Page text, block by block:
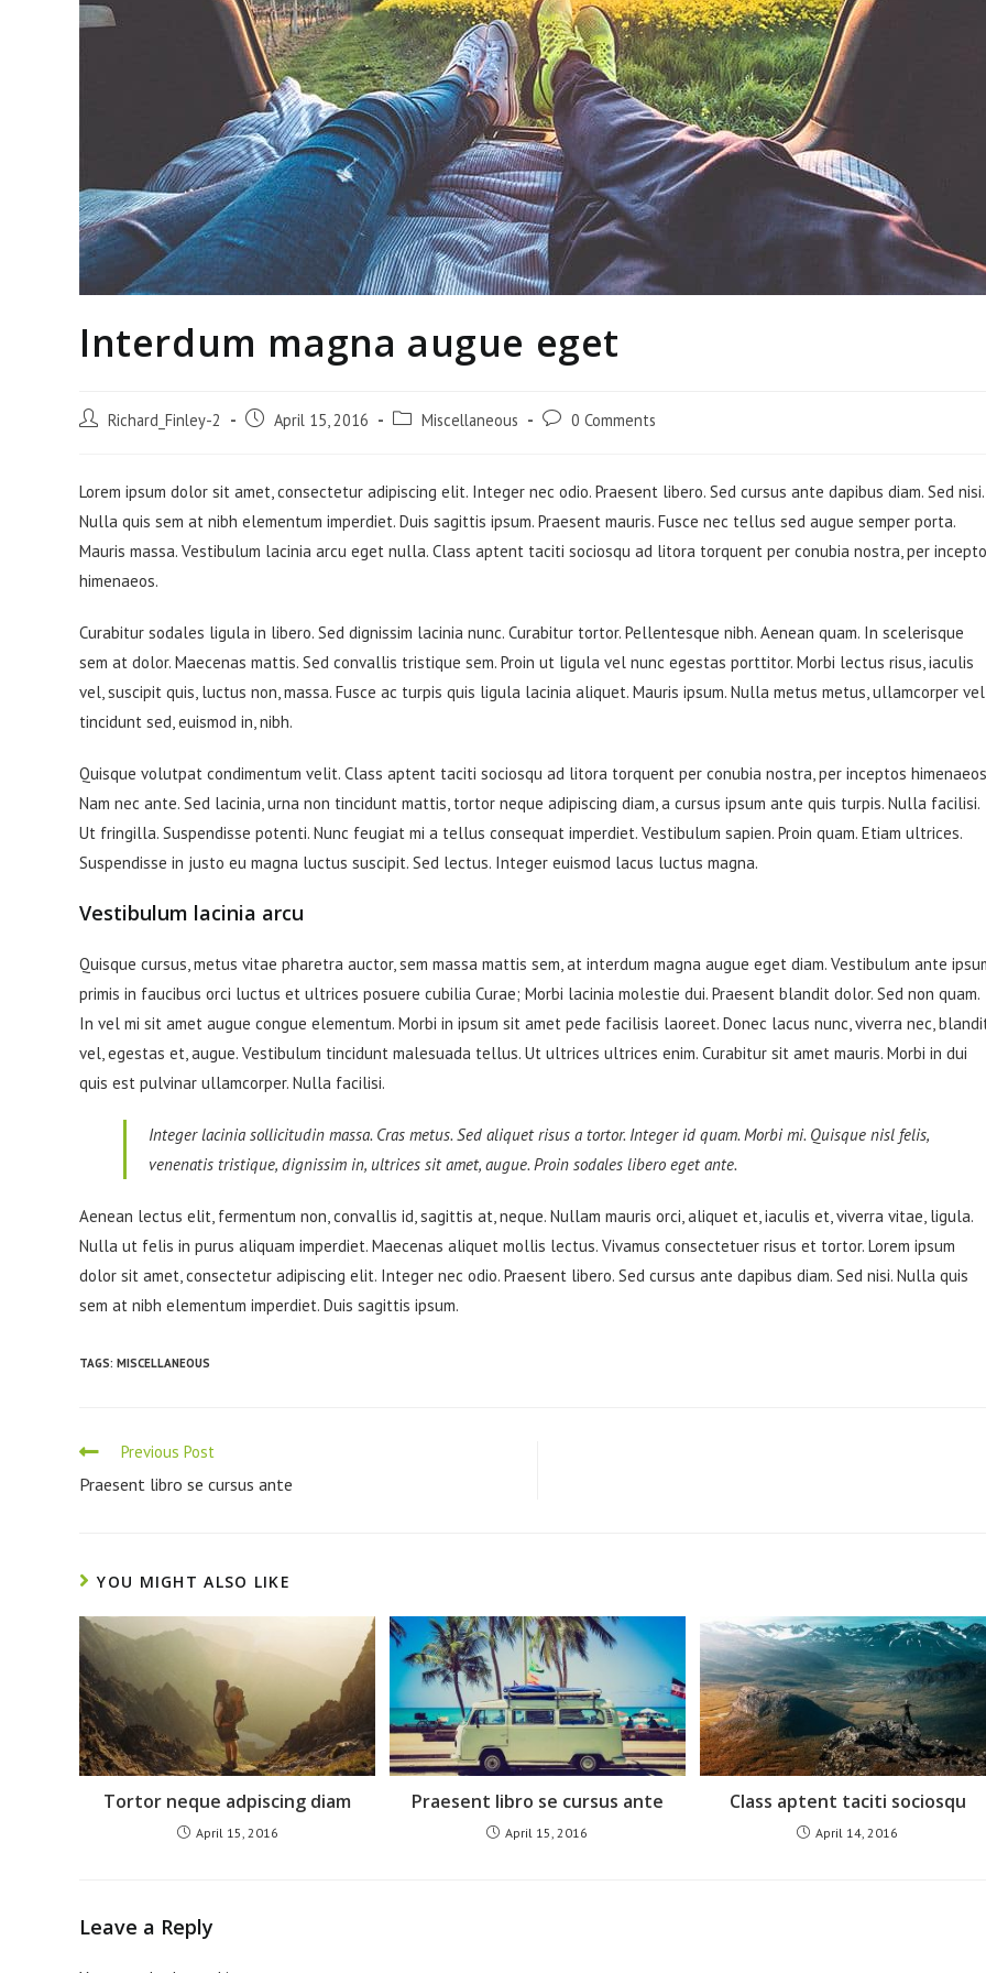
Interdum magna augue eget
Post Richard_Finley-2
Post April 15, 2016
Post Miscellaneous
Post 0 Comments
Lorem ipsum dolor sit amet, consectetur adipiscing elit. Integer nec odio. Praesent libero. Sed cursus ante dapibus diam. Sed nisi.
Nulla quis sem at nibh elementum imperdiet. Duis sagittis ipsum. Praesent mauris. Fusce nec tellus sed augue semper porta.
Mauris massa. Vestibulum lacinia arcu eget nulla. Class aptent taciti sociosqu ad litora torquent per conubia nostra, per
himenaeos.
Curabitur sodales ligula in libero. Sed dignissim lacinia nunc. Curabitur tortor. Pellentesque nibh. Aenean quam. In scelerisque
sem at dolor. Maecenas mattis. Sed convallis tristique sem. Proin ut ligula vel nunc egestas porttitor. Morbi lectus risus, iaculis
vel, suscipit quis, luctus non, massa. Fusce ac turpis quis ligula lacinia aliquet. Mauris ipsum. Nulla metus metus, ullamcorper vel,
tincidunt sed, euismod in, nibh.
Quisque volutpat condimentum velit. Class aptent taciti sociosqu ad litora torquent per conubia nostra, per inceptos
Nam nec ante. Sed lacinia, urna non tincidunt mattis, tortor neque adipiscing diam, a cursus ipsum ante quis turpis. Nulla facilisi.
Ut fringilla. Suspendisse potenti. Nunc feugiat mi a tellus consequat imperdiet. Vestibulum sapien. Proin quam. Etiam ultrices.
Suspendisse in justo eu magna luctus suscipit. Sed lectus. Integer euismod lacus luctus magna.
Vestibulum lacinia arcu
Quisque cursus, metus vitae pharetra auctor, sem massa mattis sem, at interdum magna augue eget diam. Vestibulum ante
primis in faucibus orci luctus et ultrices posuere cubilia Curae; Morbi lacinia molestie dui. Praesent blandit dolor. Sed non quam.
In vel mi sit amet augue congue elementum. Morbi in ipsum sit amet pede facilisis laoreet. Donec lacus nunc, viverra nec,
vel, egestas et, augue. Vestibulum tincidunt malesuada tellus. Ut ultrices ultrices enim. Curabitur sit amet mauris. Morbi in dui
quis est pulvinar ullamcorper. Nulla facilisi.
Integer lacinia sollicitudin massa. Cras metus. Sed aliquet risus a tortor. Integer id quam. Morbi mi. Quisque nisl felis,
venenatis tristique, dignissim in, ultrices sit amet, augue. Proin sodales libero eget ante.
Aenean lectus elit, fermentum non, convallis id, sagittis at, neque. Nullam mauris orci, aliquet et, iaculis et, viverra vitae, ligula.
Nulla ut felis in purus aliquam imperdiet. Maecenas aliquet mollis lectus. Vivamus consectetuer risus et tortor. Lorem ipsum
dolor sit amet, consectetur adipiscing elit. Integer nec odio. Praesent libero. Sed cursus ante dapibus diam. Sed nisi. Nulla quis
sem at nibh elementum imperdiet. Duis sagittis ipsum.
TAGS: MISCELLANEOUS
Read
articles
Previous Post
Praesent libro se cursus ante
YOU MIGHT ALSO LIKE
Tortor neque adpiscing diam
April 15, 2016
Praesent libro se cursus ante
April 15, 2016
Class aptent taciti sociosqu
April 14, 2016
Leave a Reply